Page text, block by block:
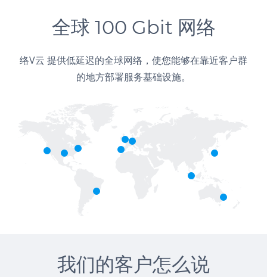
全球 100 Gbit 网络
络V云 提供低延迟的全球网络，使您能够在靠近客户群
的地方部署服务基础设施。
我们的客户怎么说